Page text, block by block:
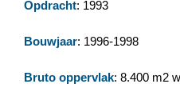
Opdracht: 1993
Bouwjaar: 1996-1998
Bruto oppervlak: 8.400 m2